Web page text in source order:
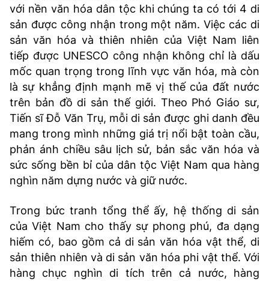
với nền văn hóa dân tộc khi chúng ta có tới 4 di
sản được công nhận trong một năm. Việc các di
sản văn hóa và thiên nhiên của Việt Nam liên
tiếp được UNESCO công nhận không chỉ là dấu
mốc quan trọng trong lĩnh vực văn hóa, mà còn
là sự khẳng định mạnh mẽ vị thế của đất nước
trên bản đồ di sản thế giới. Theo Phó Giáo sư,
Tiến sĩ Đỗ Văn Trụ, mỗi di sản được ghi danh đều
mang trong mình những giá trị nổi bật toàn cầu,
phản ánh chiều sâu lịch sử, bản sắc văn hóa và
sức sống bền bỉ của dân tộc Việt Nam qua hàng
nghìn năm dựng nước và giữ nước.
Trong bức tranh tổng thể ấy, hệ thống di sản
của Việt Nam cho thấy sự phong phú, đa dạng
hiếm có, bao gồm cả di sản văn hóa vật thể, di
sản thiên nhiên và di sản văn hóa phi vật thể. Với
hàng chục nghìn di tích trên cả nước, hàng